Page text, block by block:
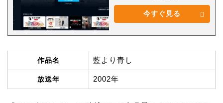
今すぐ見る
作品名 藍より青し
放送年 2002年